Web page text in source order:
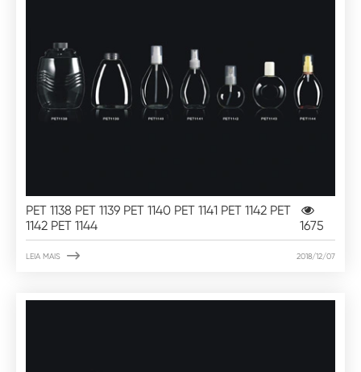
PET 1138 PET 1139 PET 1140 PET 1141 PET 1142 PET
1142 PET 1144
1675
LEIA MAIS  2018/12/07